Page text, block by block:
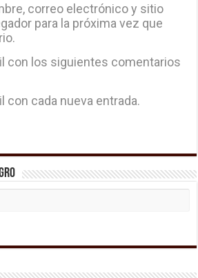
correo electrónico y sitio
para la próxima vez que
con los siguientes comentarios
con cada nueva entrada.